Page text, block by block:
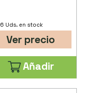
6 Uds. en stock
Ver precio
Añadir